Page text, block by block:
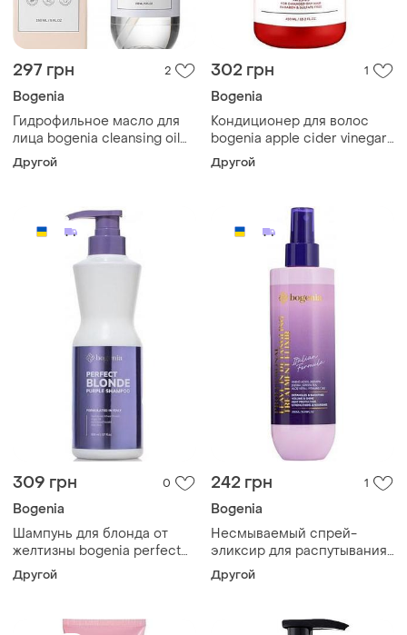
297 грн 2
Bogenia
Гидрофильное масло для
лица bogenia cleansing oil
150 мл
Другой
302 грн 1
Bogenia
Кондиционер для волос
bogenia apple cider vinegar
450 мл
Другой
309 грн 0
Bogenia
Шампунь для блонда от
желтизны bogenia perfect
blonde 500 мл
Другой
242 грн 1
Bogenia
Несмываемый спрей-
эликсир для распутывания
волос bogenia leave-in
detangling 250 мл
Другой